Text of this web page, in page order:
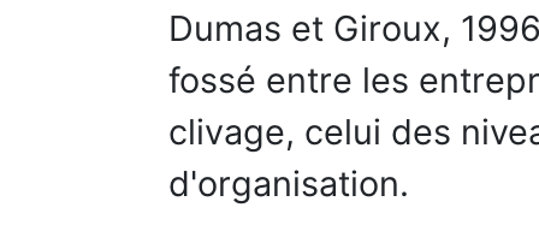
Dumas et Giroux,
fossé entre les
clivage, celui des
d'organisation.